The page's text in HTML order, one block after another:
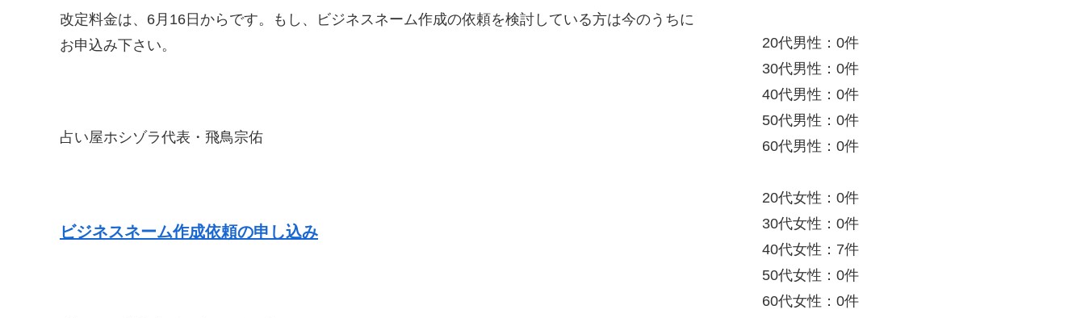
改定料金は、6月16日からです。もし、ビジネスネーム作成の依頼を検討している方は今のうちに
お申込み下さい。
占い屋ホシゾラ代表・飛鳥宗佑
ビジネスネーム作成依頼の申し込み
20代男性：0件
30代男性：0件
40代男性：0件
50代男性：0件
60代男性：0件
20代女性：0件
30代女性：0件
40代女性：7件
50代女性：0件
60代女性：0件